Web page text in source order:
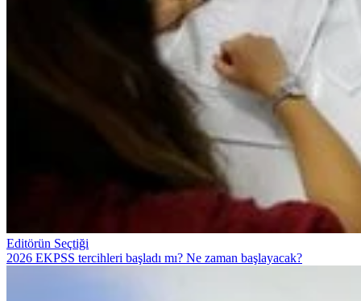
Editörün Seçtiği
2026 EKPSS tercihleri başladı mı? Ne zaman başlayacak?